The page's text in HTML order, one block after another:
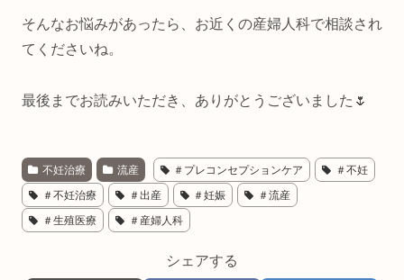
そんなお悩みがあったら、お近くの産婦人科で相談され
てくださいね。
最後までお読みいただき、ありがとうございました🌷
不妊治療 流産 ＃プレコンセプションケア ＃不妊
＃不妊治療 ＃出産 ＃妊娠
＃流産
＃生殖医療
＃産婦人科
シェアする